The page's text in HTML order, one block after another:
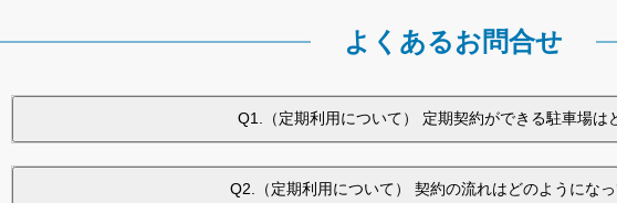
よくあるお問合せ
Q1.（定期利用について） 定期契約ができる駐車場は
Q2.（定期利用について） 契約の流れはどのようにな